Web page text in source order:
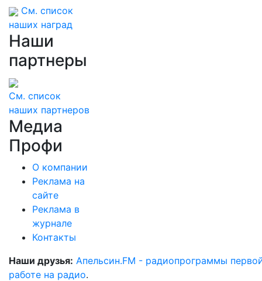
См. список
наших наград
Наши
партнеры
См. список
наших партнеров
Медиа
Профи
О компании
Реклама на
сайте
Реклама в
журнале
Контакты
Наши друзья: Апельсин.FM - радиопрограммы
работе на радио.